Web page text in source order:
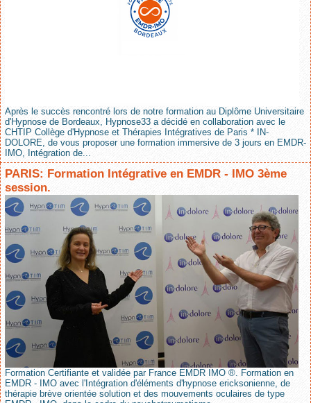
Après le succès rencontré lors de notre formation au Diplôme Universitaire
d'Hypnose de Bordeaux, Hypnose33 a décidé en collaboration avec le
CHTIP Collège d'Hypnose et Thérapies Intégratives de Paris * IN-
DOLORE, de vous proposer une formation immersive de 3 jours en EMDR-
IMO, Intégration de...
PARIS: Formation Intégrative en EMDR - IMO 3ème
session.
Formation Certifiante et validée par France EMDR IMO ®. Formation en
EMDR - IMO avec l'Intégration d'éléments d'hypnose ericksonienne, de
thérapie brève orientée solution et des mouvements oculaires de type